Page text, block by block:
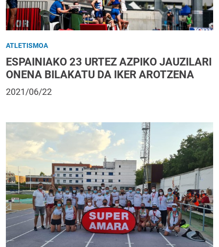
ATLETISMOA
ESPAINIAKO 23 URTEZ AZPIKO JAUZILARI
ONENA BILAKATU DA IKER AROTZENA
2021/06/22